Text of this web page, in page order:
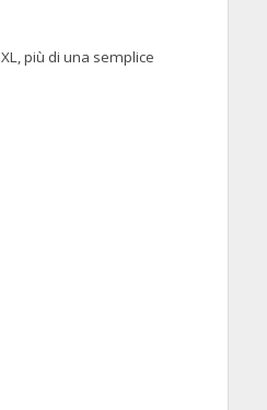
più di una semplice